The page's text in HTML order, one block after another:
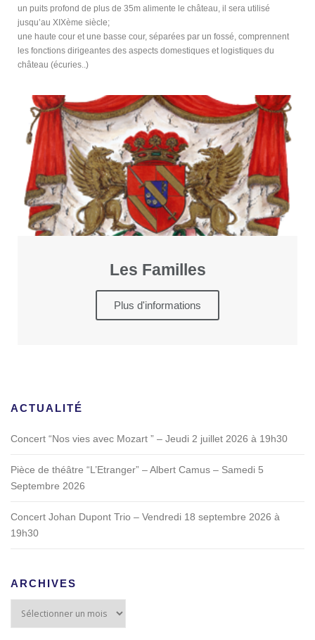
un puits profond de plus de 35m alimente le château, il sera utilisé
jusqu’au XIXème siècle;
une haute cour et une basse cour, séparées par un fossé, comprennent
les fonctions dirigeantes des aspects domestiques et logistiques du
château (écuries..)
Les Familles
Plus d'informations
ACTUALITÉ
Concert “Nos vies avec Mozart ” – Jeudi 2 juillet 2026 à 19h30
Pièce de théâtre “L’Etranger” – Albert Camus – Samedi 5
Septembre 2026
Concert Johan Dupont Trio – Vendredi 18 septembre 2026 à
19h30
ARCHIVES